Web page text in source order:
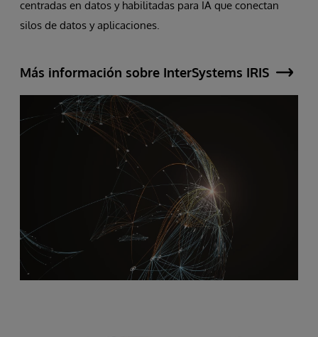
centradas en datos y habilitadas para IA que conectan
silos de datos y aplicaciones.
Más información sobre InterSystems IRIS